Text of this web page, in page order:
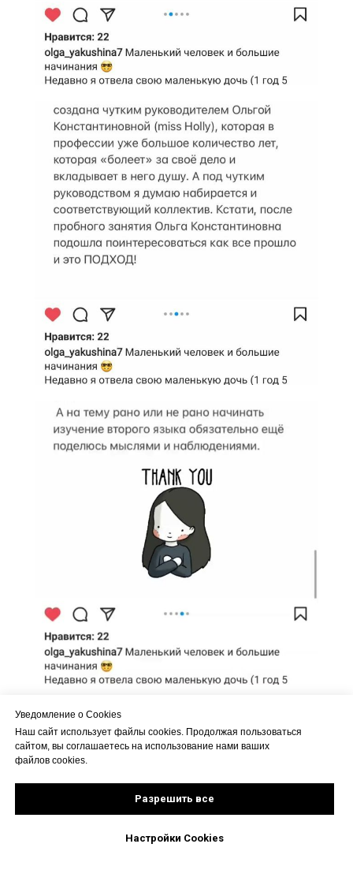
Уведомление о Cookies
Наш сайт использует файлы cookies. Продолжая пользоваться
сайтом, вы соглашаетесь на использование нами ваших
файлов cookies.
Разрешить все
Настройки Cookies